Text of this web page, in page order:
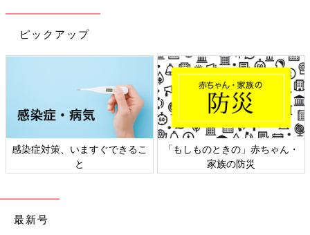
・かかりやすい季節は？…冬～春（日本では4月がピーク）
・かかりやすい年齢・月齢は？…6ヶ月～2才
・主な症状は？…下痢、嘔吐、発熱
・感染力は？…非常に強い
・ママからの移行免疫は？…6ヶ月ごろまで有効
ロタウイルスが原因の感染性胃腸炎で、ウイルスの潜伏期間は1
～2日。発症すると下痢、嘔吐、発熱などの症状が現れます。患
者の4分の3が0～2才児で、 0才
代ではママからの免疫がなくなる
6ヶ月以上に多くなります。
日本での発症は冬から春に多くなります。20年前の発症のピーク
【症状・経過は？】治療薬はなく水分補給で脱水を予防す
るのみ。たいていは1週間程度で回復します
ピックアップ
感染症対策、いますぐできるこ
と
「もしものときの」赤ちゃん・
家族の防災
最新号